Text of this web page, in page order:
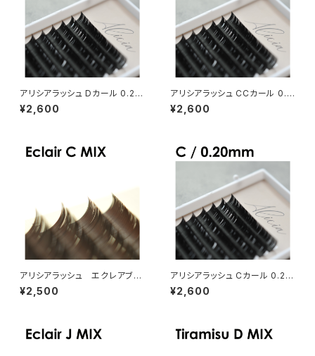
アリシアラッシュ Dカール 0.20
mm
¥2,600
アリシアラッシュ CCカール 0.1
2mm
¥2,600
アリシアラッシュ エクレアブラ
ウンCカールMIX
¥2,500
アリシアラッシュ Cカール 0.20
mm
¥2,600